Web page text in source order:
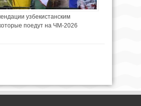
узбекистанским
поедут на ЧМ-2026